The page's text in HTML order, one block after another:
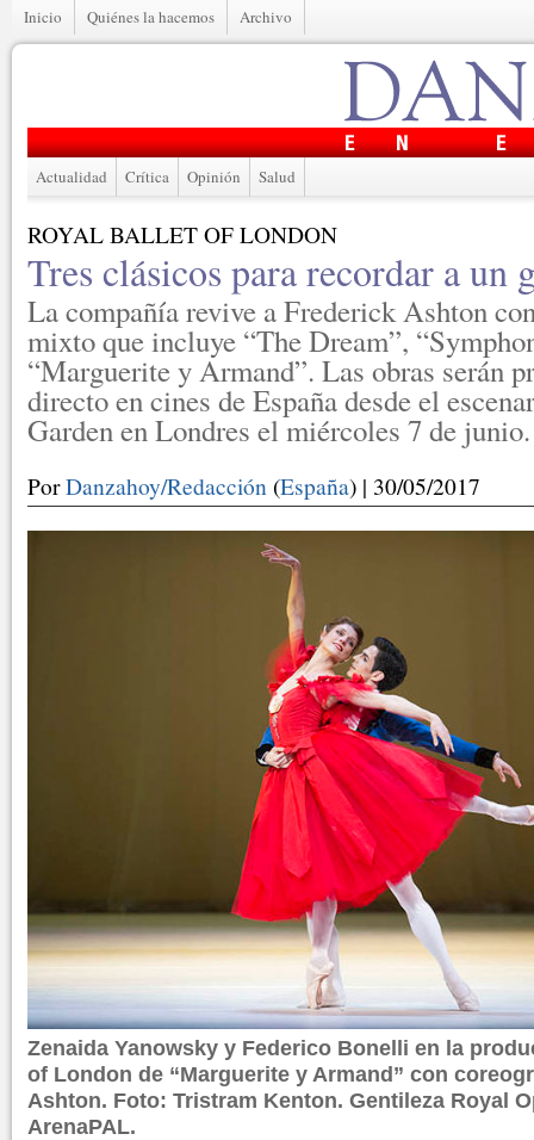
Inicio Quiénes la hacemos Archivo
Actualidad Crítica Opinión Salud
ROYAL BALLET OF LONDON
Tres clásicos para recordar a un
La compañía revive a Frederick Ashton
mixto que incluye “The Dream”,
“Marguerite y Armand”. Las obras serán
directo en cines de España desde el
Garden en Londres el miércoles 7 de junio.
PorDanzahoy/Redacción (España) | 30/05/2017
Zenaida Yanowsky y Federico Bonelli en la
of London de “Marguerite y Armand” con
Ashton. Foto: Tristram Kenton. Gentileza Royal
ArenaPAL.